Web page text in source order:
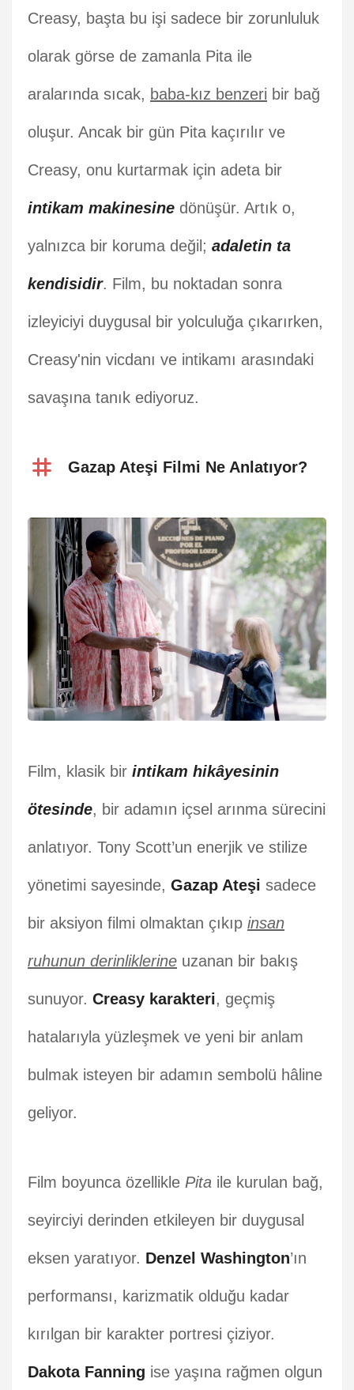
Creasy, başta bu işi sadece bir zorunluluk
olarak görse de zamanla Pita ile
aralarında sıcak, baba-kız benzeri bir bağ
oluşur. Ancak bir gün Pita kaçırılır ve
Creasy, onu kurtarmak için adeta bir
intikam makinesine dönüşür. Artık o,
yalnızca bir koruma değil; adaletin ta
kendisidir. Film, bu noktadan sonra
izleyiciyi duygusal bir yolculuğa çıkarırken,
Creasy'nin vicdanı ve intikamı arasındaki
savaşına tanık ediyoruz.
Gazap Ateşi Filmi Ne Anlatıyor?
Film, klasik bir intikam hikâyesinin
ötesinde, bir adamın içsel arınma sürecini
anlatıyor. Tony Scott’un enerjik ve stilize
yönetimi sayesinde, Gazap Ateşi sadece
bir aksiyon filmi olmaktan çıkıp insan
ruhunun derinliklerine uzanan bir bakış
sunuyor. Creasy karakteri, geçmiş
hatalarıyla yüzleşmek ve yeni bir anlam
bulmak isteyen bir adamın sembolü hâline
geliyor.
Film boyunca özellikle Pita ile kurulan bağ,
seyirciyi derinden etkileyen bir duygusal
eksen yaratıyor. Denzel Washington’ın
performansı, karizmatik olduğu kadar
kırılgan bir karakter portresi çiziyor.
Dakota Fanning ise yaşına rağmen olgun